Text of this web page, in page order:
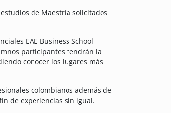
de Maestría solicitados
EAE Business School
participantes tendrán la
conocer los lugares más
colombianos además de
de experiencias sin igual.